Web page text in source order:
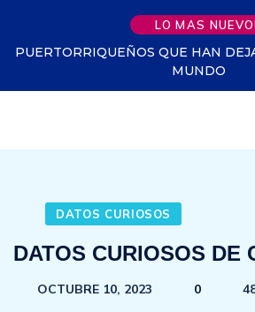
LO MAS NUEVO!
EN EL RINCONES MÁGICOS
DATOS CURIOSOS
DATOS CURIOSOS DE
OCTUBRE 10, 2023 0